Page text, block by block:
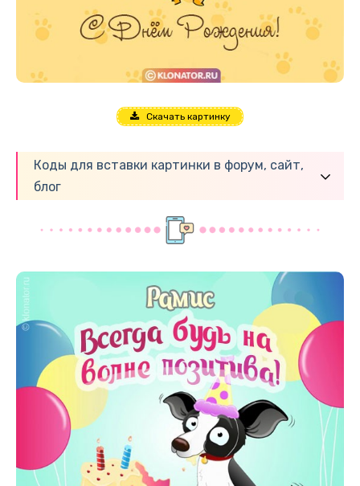
Скачать картинку
Коды для вставки картинки в форум, сайт,
блог